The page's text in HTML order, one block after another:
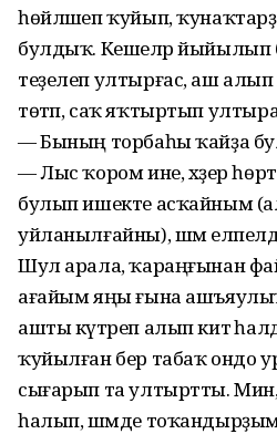
һөйләшеп ҡуйып,
булдыҡ. Кешеләр
теҙелеп ултырғас, аш алып
төтәп, саҡ яҡтыртып
— Бының торбаһы ҡайҙа
— Лыс ҡором ине, хәҙер
булып ишекте асҡайным
уйланылғайны), шәм
Шул арала, ҡа­раңғынан
ағайым яңы ғына
ашты күтәреп алып китә
ҡуйылған бер табаҡ ондо
сығарып та ултыртты. Мин,
һалып, шәмде